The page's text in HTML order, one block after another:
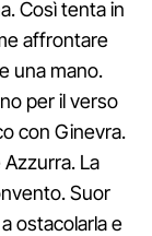
Così tenta in
affrontare
una mano.
per il verso
con Ginevra.
La
Suor
ostacolarla e